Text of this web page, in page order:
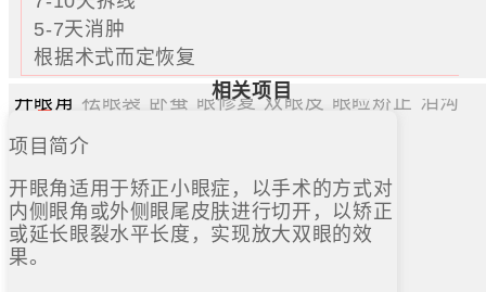
5-7天消肿
根据术式而定恢复
相关项目
开眼角 祛眼袋 卧蚕 眼修复 双眼皮 眼睑矫正 泪沟
项目简介
开眼角适用于矫正小眼症，以手术的方式对
内侧眼角或外侧眼尾皮肤进行切开，以矫正
或延长眼裂水平长度，实现放大双眼的效
果。